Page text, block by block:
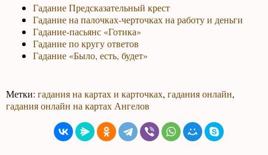
Гадание Предсказательный крест
Гадание на палочках-черточках на работу и деньги
Гадание-пасьянс «Готика»
Гадание по кругу ответов
Гадание «Было, есть, будет»
Метки:гадания на картах и карточках,гадания онлайн,
гадания онлайн на картах Ангелов